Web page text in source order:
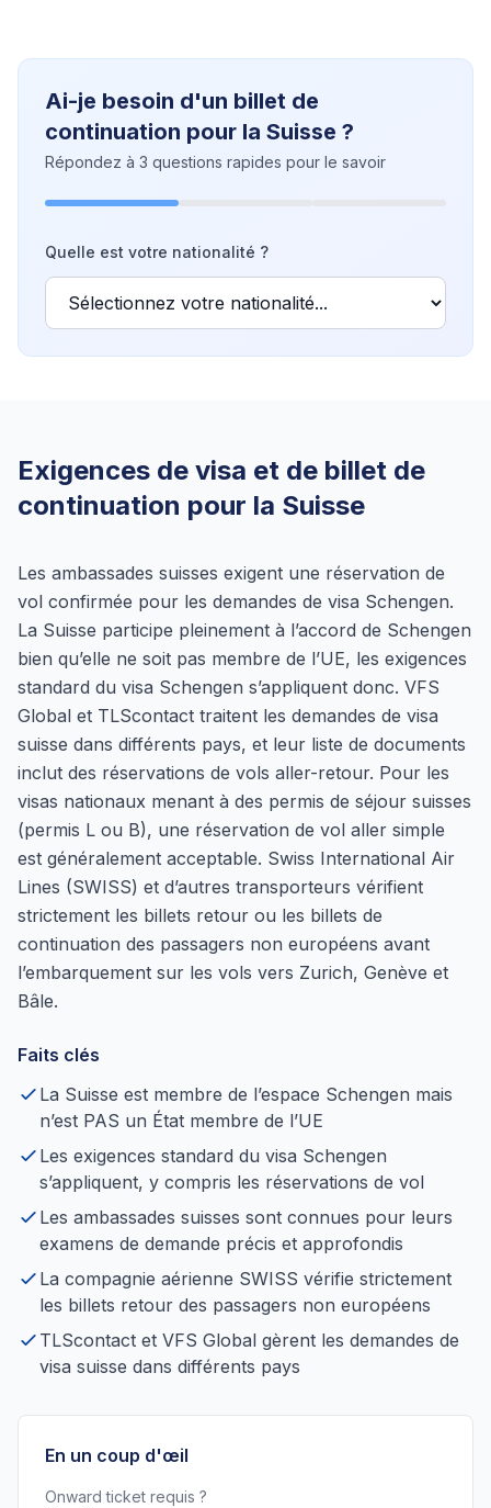
Ai-je besoin d'un billet de
continuation pour la Suisse ?
Répondez à 3 questions rapides pour le savoir
Quelle est votre nationalité ?
Exigences de visa et de billet de
continuation pour la Suisse
Les ambassades suisses exigent une réservation de
vol confirmée pour les demandes de visa Schengen.
La Suisse participe pleinement à l’accord de Schengen
bien qu’elle ne soit pas membre de l’UE, les exigences
standard du visa Schengen s’appliquent donc. VFS
Global et TLScontact traitent les demandes de visa
suisse dans différents pays, et leur liste de documents
inclut des réservations de vols aller-retour. Pour les
visas nationaux menant à des permis de séjour suisses
(permis L ou B), une réservation de vol aller simple
est généralement acceptable. Swiss International Air
Lines (SWISS) et d’autres transporteurs vérifient
strictement les billets retour ou les billets de
continuation des passagers non européens avant
l’embarquement sur les vols vers Zurich, Genève et
Bâle.
Faits clés
La Suisse est membre de l’espace Schengen mais
n’est PAS un État membre de l’UE
Les exigences standard du visa Schengen
s’appliquent, y compris les réservations de vol
Les ambassades suisses sont connues pour leurs
examens de demande précis et approfondis
La compagnie aérienne SWISS vérifie strictement
les billets retour des passagers non européens
TLScontact et VFS Global gèrent les demandes de
visa suisse dans différents pays
En un coup d'œil
Onward ticket requis ?